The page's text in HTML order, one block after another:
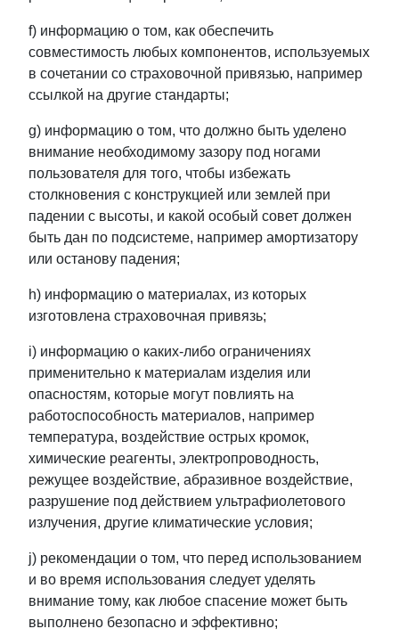
f) информацию о том, как обеспечить
совместимость любых компонентов, используемых
в сочетании со страховочной привязью, например
ссылкой на другие стандарты;
g) информацию о том, что должно быть уделено
внимание необходимому зазору под ногами
пользователя для того, чтобы избежать
столкновения с конструкцией или землей при
падении с высоты, и какой особый совет должен
быть дан по подсистеме, например амортизатору
или останову падения;
h) информацию о материалах, из которых
изготовлена страховочная привязь;
i) информацию о каких-либо ограничениях
применительно к материалам изделия или
опасностям, которые могут повлиять на
работоспособность материалов, например
температура, воздействие острых кромок,
химические реагенты, электропроводность,
режущее воздействие, абразивное воздействие,
разрушение под действием ультрафиолетового
излучения, другие климатические условия;
j) рекомендации о том, что перед использованием
и во время использования следует уделять
внимание тому, как любое спасение может быть
выполнено безопасно и эффективно;